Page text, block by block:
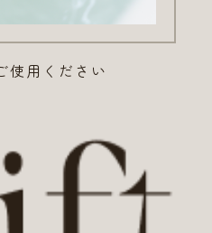
使用ください